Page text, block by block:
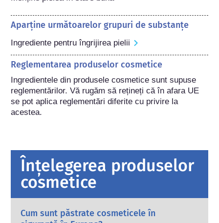
Aparține următoarelor grupuri de substanțe
Ingrediente pentru îngrijirea pielii
Reglementarea produselor cosmetice
Ingredientele din produsele cosmetice sunt supuse
reglementărilor. Vă rugăm să rețineți că în afara UE
se pot aplica reglementări diferite cu privire la
acestea.
Înțelegerea produselor
cosmetice
Cum sunt păstrate cosmeticele în